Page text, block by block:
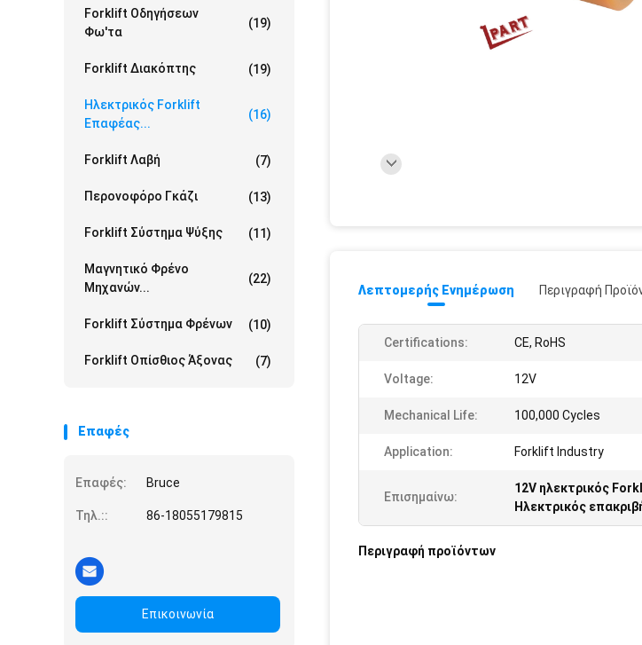
Forklift Οδηγήσεων
Φω'τα
(19)
Forklift Διακόπτης (19)
Ηλεκτρικός Forklift
Επαφέας...
(16)
Forklift Λαβή (7)
Περονοφόρο Γκάζι (13)
Forklift Σύστημα Ψύξης (11)
Μαγνητικό Φρένο
Μηχανών...
(22)
Forklift Σύστημα Φρένων (10)
Forklift Οπίσθιος Άξονας (7)
Επαφές
Επαφές: Bruce
Τηλ.:: 86-18055179815
Επικοινωνία
Λεπτομερής Ενημέρωση Περιγραφή
Certifications: CE, RoHS
Voltage: 12V
Mechanical Life: 100,000 Cycles
Application: Forklift Industry
Επισημαίνω:
12V ηλεκτρικός
Ηλεκτρικός
Περιγραφή προϊόντων